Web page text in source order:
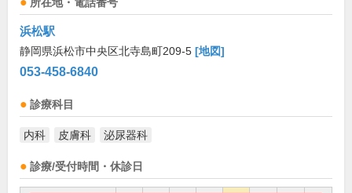
所在地・電話番号
浜松駅
静岡県浜松市中央区北寺島町209-5 [地図]
053-458-6840
診療科目
内科 皮膚科 泌尿器科
診療/受付時間・休診日